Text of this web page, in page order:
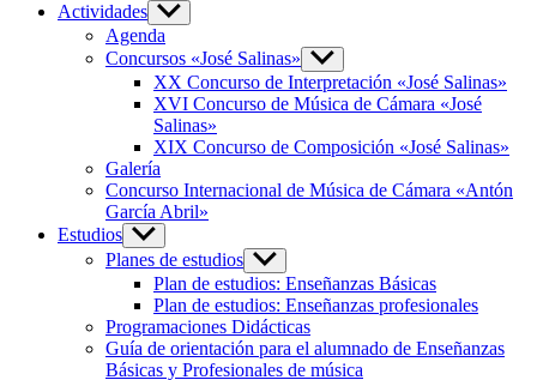
Actividades Mostrar
el
submenú
Agenda
Concursos «José Salinas» Mostrar
el
submenú
XX Concurso de Interpretación «José Salinas»
XVI Concurso de Música de Cámara «José
Salinas»
XIX Concurso de Composición «José Salinas»
Galería
Concurso Internacional de Música de Cámara «Antón
García Abril»
Estudios Mostrar
el
submenú
Planes de estudios Mostrar
el
submenú
Plan de estudios: Enseñanzas Básicas
Plan de estudios: Enseñanzas profesionales
Programaciones Didácticas
Guía de orientación para el alumnado de Enseñanzas
Básicas y Profesionales de música